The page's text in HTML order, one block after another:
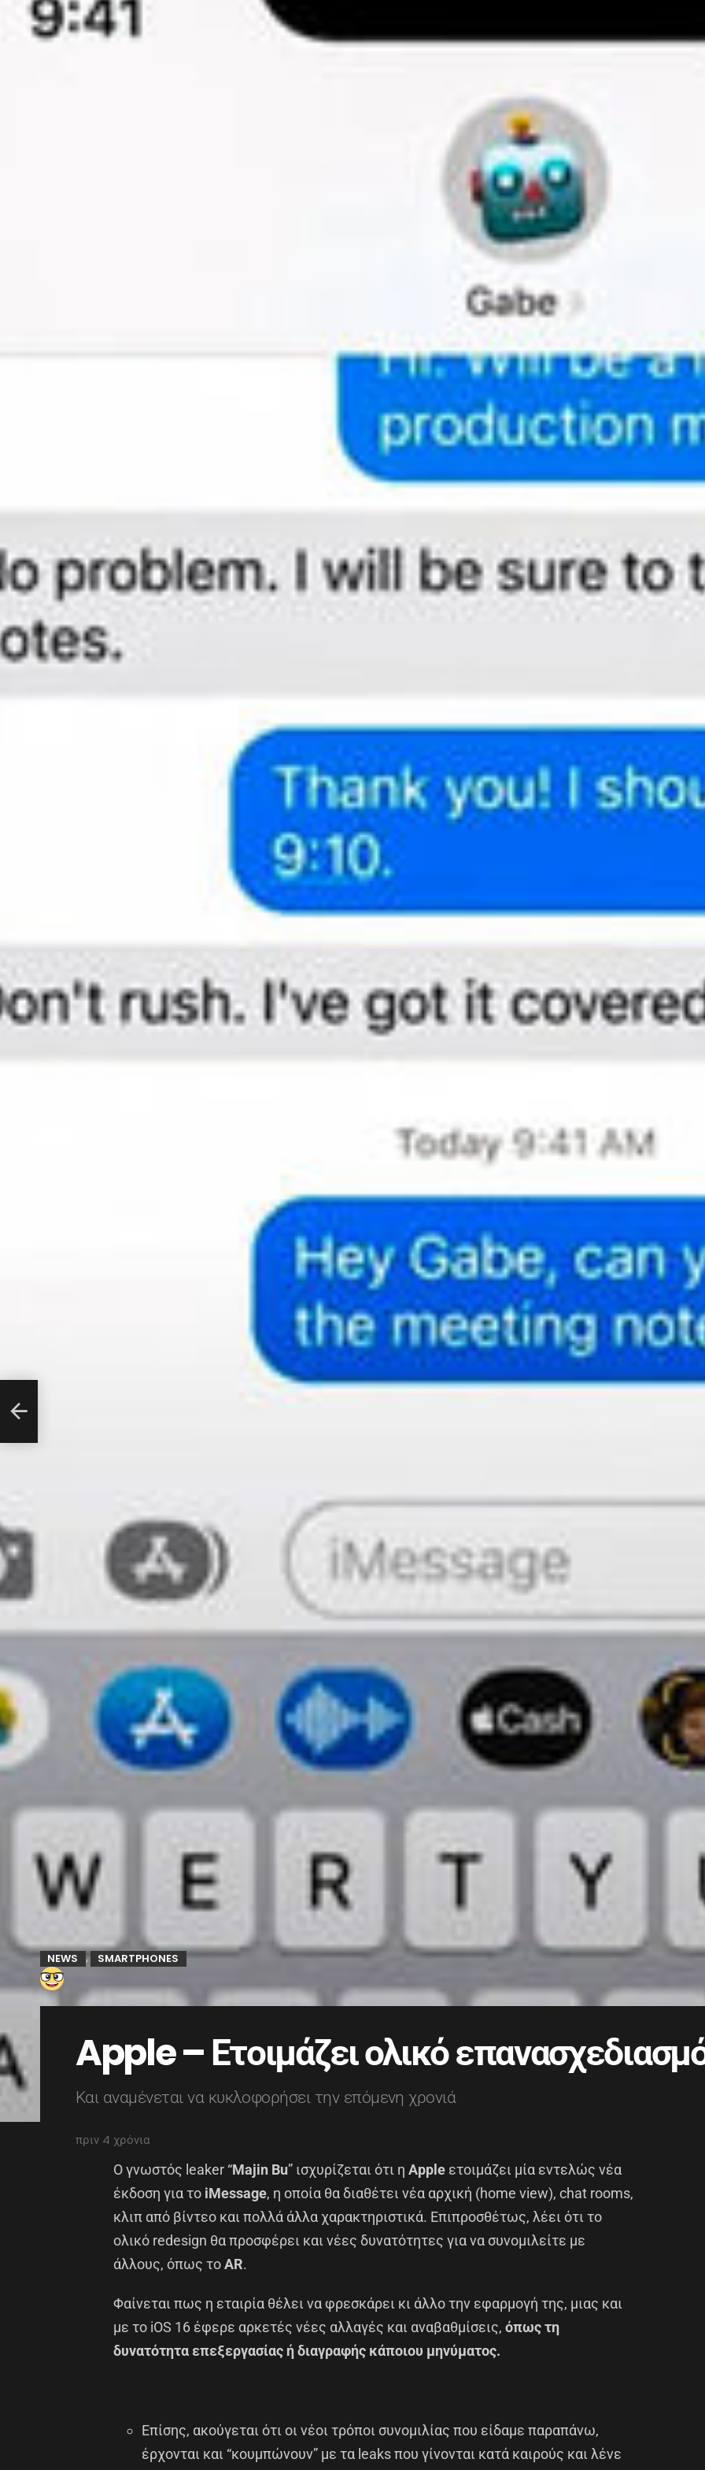
NEWS , SMARTPHONES
Apple – Ετοιμάζει ολικό
Και αναμένεται να κυκλοφορήσει την επόμενη χρονιά
πριν 4 χρόνια
Ο γνωστός leaker “Majin Bu” ισχυρίζεται ότι η Apple ετοιμάζει μία εντελώς νέα
έκδοση για το iMessage, η οποία θα διαθέτει νέα αρχική (home view), chat rooms,
κλιπ από βίντεο και πολλά άλλα χαρακτηριστικά. Επιπροσθέτως, λέει ότι το
ολικό redesign θα προσφέρει και νέες δυνατότητες για να συνομιλείτε με
άλλους, όπως τοAR.
Φαίνεται πως η εταιρία θέλει να φρεσκάρει κι άλλο την εφαρμογή της, μιας και
με το iOS 16 έφερε αρκετές νέες αλλαγές και αναβαθμίσεις, όπως τη
δυνατότητα επεξεργασίας ή διαγραφής κάποιου μηνύματος.
Επίσης, ακούγεται ότι οι νέοι τρόποι συνομιλίας που είδαμε παραπάνω,
έρχονται και “κουμπώνουν” με τα leaks που γίνονται κατά καιρούς και λένε